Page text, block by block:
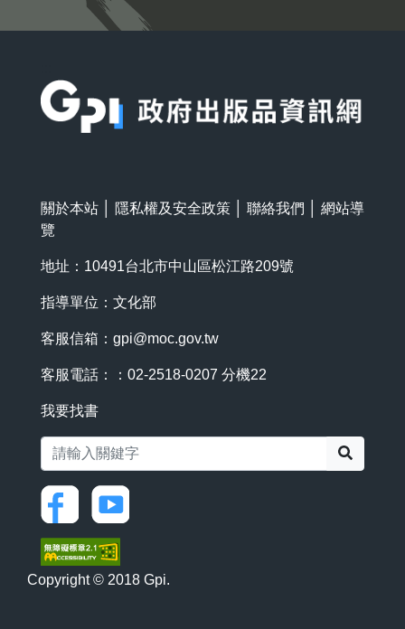
關於本站 隱私權及安全政策 聯絡我們
網站導
覽
地址：10491台北市中山區松江路209號
指導單位：文化部
客服信箱： gpi@moc.gov.tw
客服電話：：02-2518-0207 分機22
我要找書
Copyright © 2018 Gpi.